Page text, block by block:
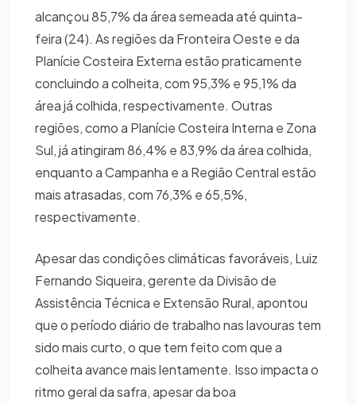
alcançou 85,7% da área semeada até quinta-
feira (24). As regiões da Fronteira Oeste e da
Planície Costeira Externa estão praticamente
concluindo a colheita, com 95,3% e 95,1% da
área já colhida, respectivamente. Outras
regiões, como a Planície Costeira Interna e Zona
Sul, já atingiram 86,4% e 83,9% da área colhida,
enquanto a Campanha e a Região Central estão
mais atrasadas, com 76,3% e 65,5%,
respectivamente.
Apesar das condições climáticas favoráveis, Luiz
Fernando Siqueira, gerente da Divisão de
Assistência Técnica e Extensão Rural, apontou
que o período diário de trabalho nas lavouras tem
sido mais curto, o que tem feito com que a
colheita avance mais lentamente. Isso impacta o
ritmo geral da safra, apesar da boa